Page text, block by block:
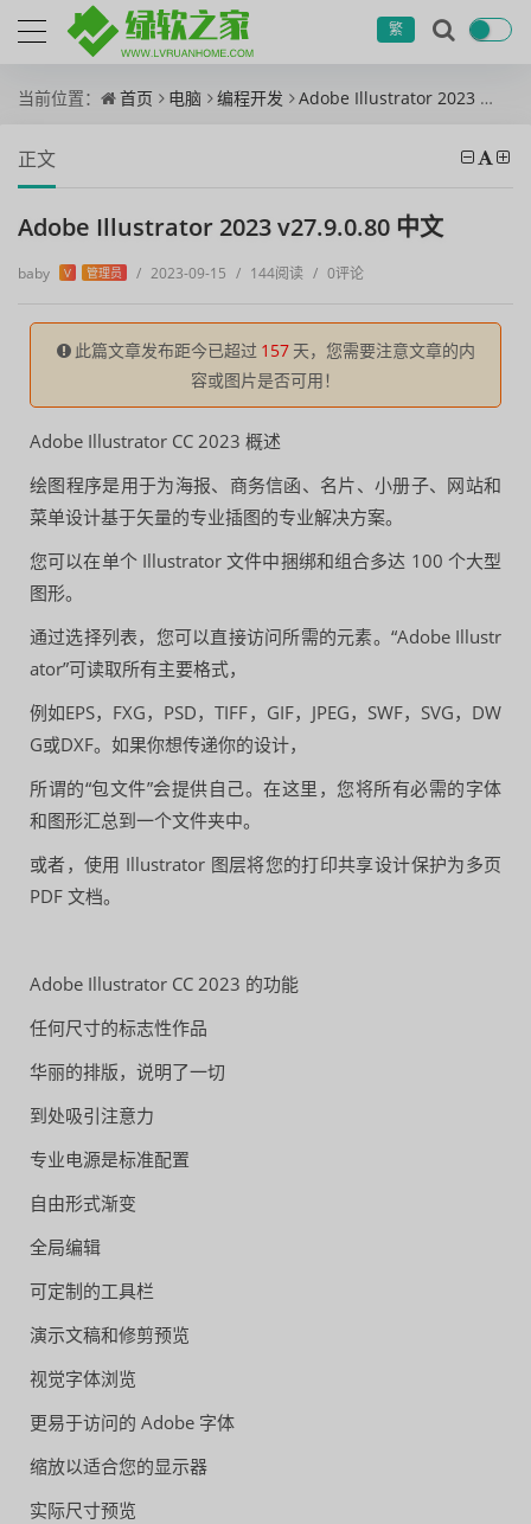
繁
当前位置： 首页 电脑 编程开发 Adobe Illustrator 2023 v27.9.0.80 中文
正文
Adobe Illustrator 2023 v27.9.0.80 中文
baby V 管理员 / 2023-09-15 / 144阅读 / 0评论
此篇文章发布距今已超过 157 天，您需要注意文章的内
容或图片是否可用！
Adobe Illustrator CC 2023 概述
绘图程序是用于为海报、商务信函、名片、小册子、网站和
菜单设计基于矢量的专业插图的专业解决方案。
您可以在单个 Illustrator 文件中捆绑和组合多达 100 个大型
图形。
通过选择列表，您可以直接访问所需的元素。“Adobe Illustr
ator”可读取所有主要格式，
例如EPS，FXG，PSD，TIFF，GIF，JPEG，SWF，SVG，DW
G或DXF。如果你想传递你的设计，
所谓的“包文件”会提供自己。在这里，您将所有必需的字体
和图形汇总到一个文件夹中。
或者，使用 Illustrator 图层将您的打印共享设计保护为多页
PDF 文档。
Adobe Illustrator CC 2023 的功能
任何尺寸的标志性作品
华丽的排版，说明了一切
到处吸引注意力
专业电源是标准配置
自由形式渐变
全局编辑
可定制的工具栏
演示文稿和修剪预览
视觉字体浏览
更易于访问的 Adobe 字体
缩放以适合您的显示器
实际尺寸预览